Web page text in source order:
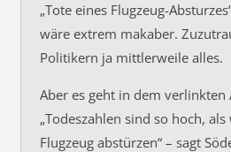
„Tote eines Flugzeug-
wäre extrem makaber.
Politikern ja mittlerweile alles.
Aber es geht in dem verlinkten
„Todeszahlen sind so hoch,
Flugzeug abstürzen“ – sagt